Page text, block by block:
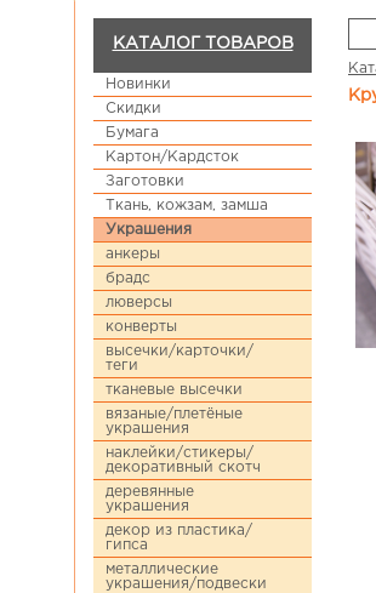
КАТАЛОГ ТОВАРОВ
Новинки
Скидки
Бумага
Картон/Кардсток
Заготовки
Ткань, кожзам, замша
Украшения
анкеры
брадс
люверсы
конверты
высечки/карточки/
теги
тканевые высечки
вязаные/плетёные
украшения
наклейки/стикеры/
декоративный скотч
деревянные
украшения
декор из пластика/
гипса
металлические
украшения/подвески